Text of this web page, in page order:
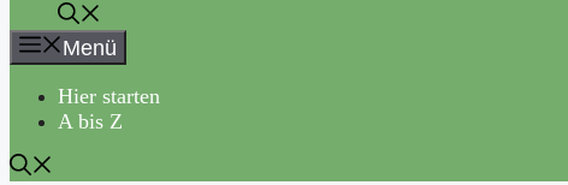
Menü
Hier starten
A bis Z